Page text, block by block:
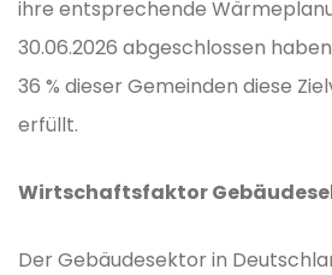
ihre entsprechende
30.06.2026 abgeschlossen
36 % dieser Gemeinden diese
erfüllt.
Wirtschaftsfaktor
Der Gebäudesektor in